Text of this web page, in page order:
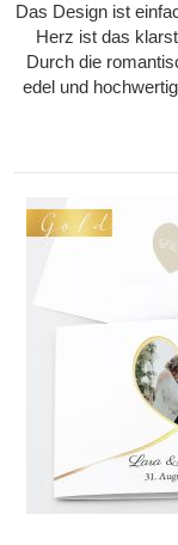
Das Design ist
Herz ist das
Durch die
edel und